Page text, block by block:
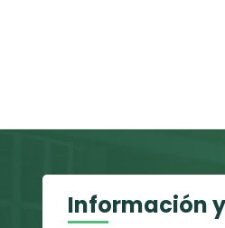
Información